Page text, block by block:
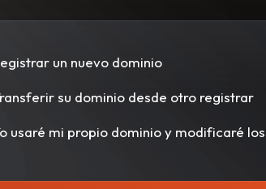
un nuevo dominio
su dominio desde otro registrar
usaré mi propio dominio y modificaré